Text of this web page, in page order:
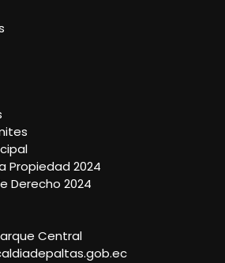
Propiedad 2024
Derecho 2024
Central